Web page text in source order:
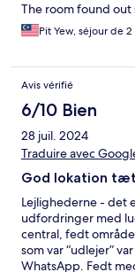
The room found out
Pit Yew, séjour de
Avis vérifié
6/10 Bien
28 juil. 2024
Traduire avec
God lokation
Lejlighederne - det
udfordringer med
central, fedt
som var “udlejer”
WhatsApp. Fedt